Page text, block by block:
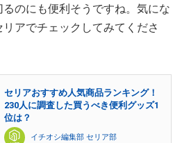
のにも便利そうですね。気にな
アでチェックしてみてくださ
セリアおすすめ人気商品ランキング！
230人に調査した買うべき便利グッズ1
位は？
イチオシ編集部 セリア部